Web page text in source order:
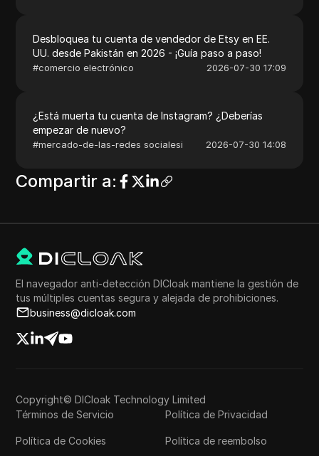
Desbloquea tu cuenta de vendedor de Etsy en EE.
UU. desde Pakistán en 2026 - ¡Guía paso a paso!
#comercio electrónico 2026-07-30 17:09
¿Está muerta tu cuenta de Instagram? ¿Deberías
empezar de nuevo?
#mercado-de-las-redes socialesi 2026-07-30 14:08
Compartir a:
El navegador anti-detección DICloak mantiene la gestión de
tus múltiples cuentas segura y alejada de prohibiciones.
business@dicloak.com
Copyright© DICloak Technology Limited
Términos de Servicio
Política de Privacidad
Política de Cookies Política de reembolso